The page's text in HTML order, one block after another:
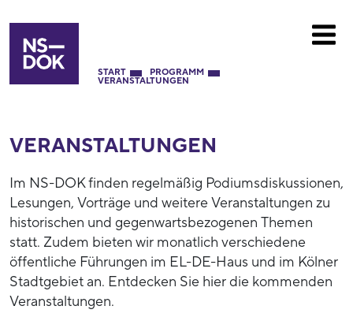
START PROGRAMM
VERANSTALTUNGEN
VERANSTALTUNGEN
Im NS-DOK finden regelmäßig Podiumsdiskussionen,
Lesungen, Vorträge und weitere Veranstaltungen zu
historischen und gegenwartsbezogenen Themen
statt. Zudem bieten wir monatlich verschiedene
öffentliche Führungen im EL-DE-Haus und im Kölner
Stadtgebiet an. Entdecken Sie hier die kommenden
Veranstaltungen.